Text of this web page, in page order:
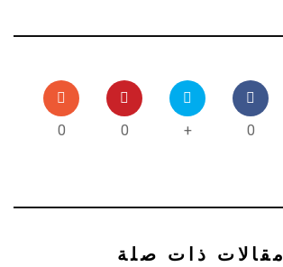
0
+
0
0
مقالات ذات صلة